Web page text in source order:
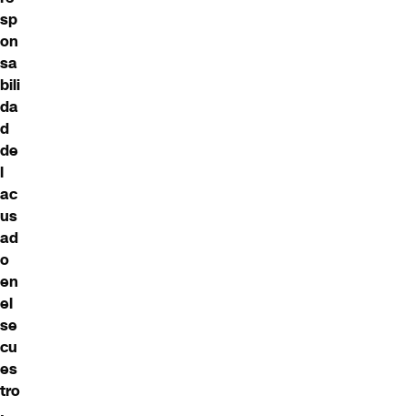
sp
on
sa
bili
da
d
de
l
ac
us
ad
o
en
el
se
cu
es
tro